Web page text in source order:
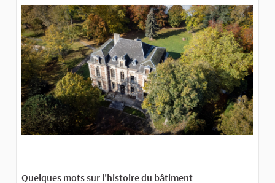
Quelques mots sur l'histoire du bâtiment